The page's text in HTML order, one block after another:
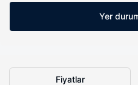
Yer
Fiyatlar